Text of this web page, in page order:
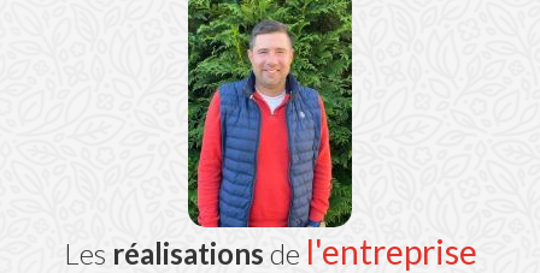
Les réalisations de l'entreprise